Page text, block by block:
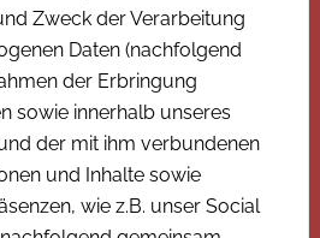
Zweck der Verarbeitung
Daten (nachfolgend
der Erbringung
sowie innerhalb unseres
der mit ihm verbundenen
und Inhalte sowie
wie z.B. unser Social